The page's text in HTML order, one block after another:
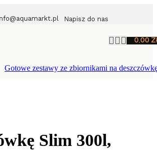
Napisz do nas
0,00
Gotowe zestawy ze zbiornikami na
Slim 300l,